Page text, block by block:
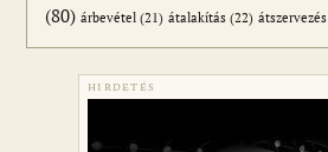
(80) árbevétel (21) átalakítás (22) átszervezés
HIRDETÉS